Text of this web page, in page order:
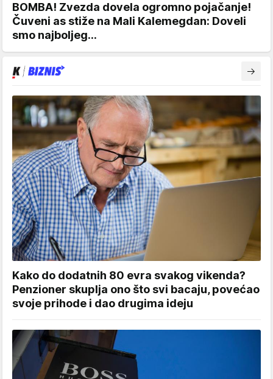
BOMBA! Zvezda dovela ogromno pojačanje!
Čuveni as stiže na Mali Kalemegdan: Doveli
smo najboljeg...
Kako do dodatnih 80 evra svakog vikenda?
Penzioner skuplja ono što svi bacaju, povećao
svoje prihode i dao drugima ideju